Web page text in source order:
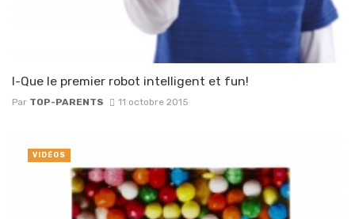
I-Que le premier robot intelligent et fun!
Par TOP-PARENTS 11 octobre 2015
VIDÉOS